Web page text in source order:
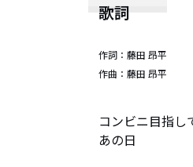
歌詞
作詞： 藤田 昂平
作曲： 藤田 昂平
コンビニ目指し
あの日